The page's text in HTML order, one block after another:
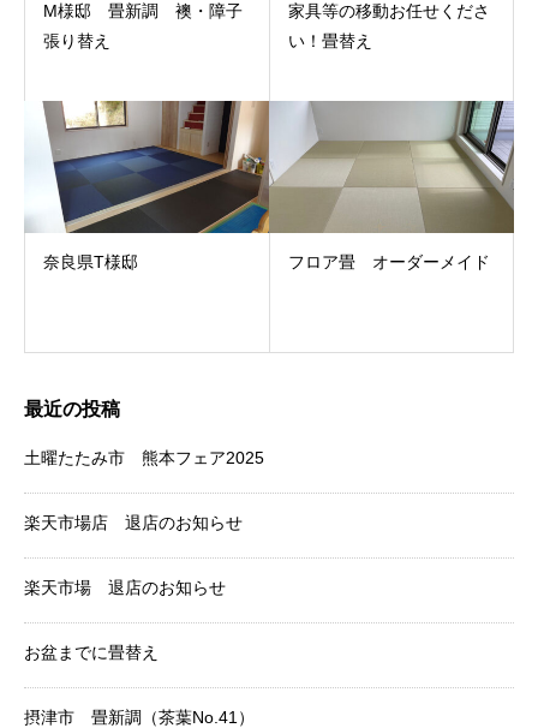
M様邸 畳新調 襖・障子
張り替え
家具等の移動お任せくださ
い！畳替え
奈良県T様邸 フロア畳 オーダーメイド
最近の投稿
土曜たたみ市 熊本フェア2025
楽天市場店 退店のお知らせ
楽天市場 退店のお知らせ
お盆までに畳替え
摂津市 畳新調（茶葉No.41）